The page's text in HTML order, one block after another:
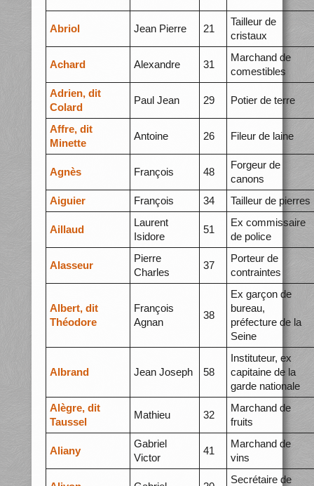
Abriol Jean Pierre 21
Tailleur de
cristaux
Achard Alexandre 31
Marchand de
comestibles
Adrien, dit
Colard
Paul Jean 29 Potier de terre
Affre, dit
Minette
Antoine 26 Fileur de laine
Agnès François 48
Forgeur de
canons
Aiguier
François 34 Tailleur de pierres
Aillaud
Laurent
Isidore
51
Ex commissaire
de police
Alasseur
Pierre
Charles
37
Porteur de
contraintes
Albert, dit
Théodore
François
Agnan
38
Ex garçon de
bureau,
préfecture de la
Seine
Albrand Jean Joseph 58
Instituteur, ex
capitaine de la
garde nationale
Alègre, dit
Taussel
Mathieu 32
Marchand de
fruits
Aliany
Gabriel
Victor
41
Marchand de
vins
Secrétaire de